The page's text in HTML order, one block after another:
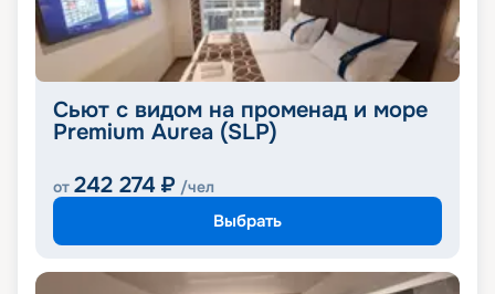
Сьют с видом на променад и море
Premium Aurea (SLP)
от 242 274 ₽ /чел
Выбрать